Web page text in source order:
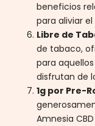
beneficios
para aliviar
Libre de
de tabaco,
para
disfrutan de
1g por Pre-
Amnesia